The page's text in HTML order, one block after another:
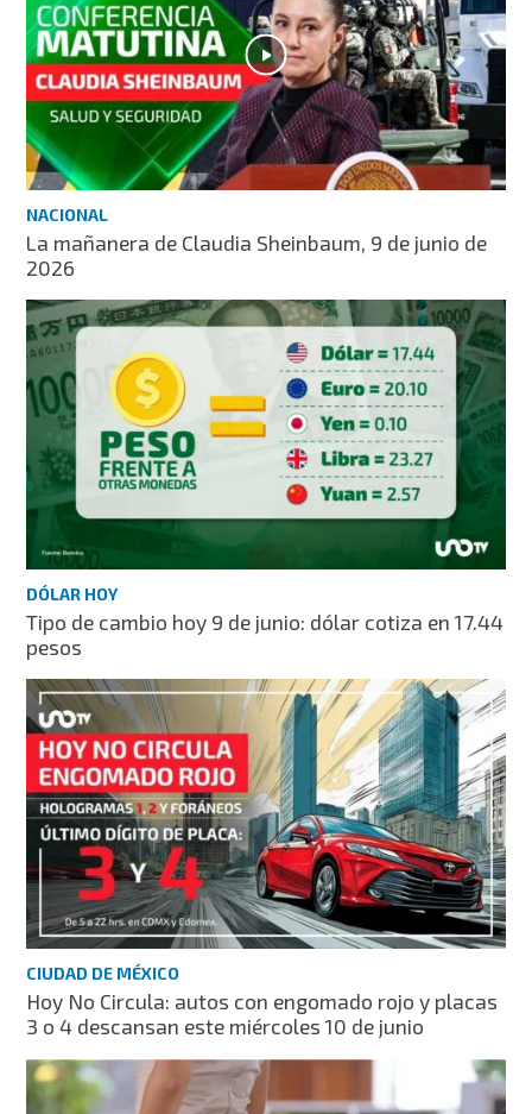
NACIONAL
La mañanera de Claudia Sheinbaum, 9 de junio de
2026
DÓLAR HOY
Tipo de cambio hoy 9 de junio: dólar cotiza en 17.44
pesos
CIUDAD DE MÉXICO
Hoy No Circula: autos con engomado rojo y placas
3 o 4 descansan este miércoles 10 de junio